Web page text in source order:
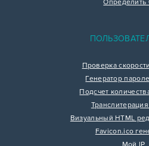
Определить
Проверка
Генератор
Подсчет
Визуальный HTML
Favicon.ico